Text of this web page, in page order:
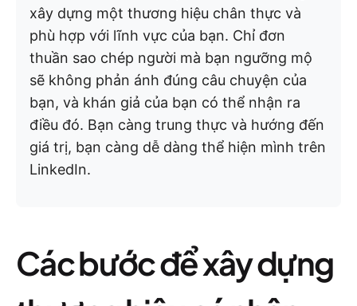
xây dựng một thương hiệu chân thực và
phù hợp với lĩnh vực của bạn. Chỉ đơn
thuần sao chép người mà bạn ngưỡng mộ
sẽ không phản ánh đúng câu chuyện của
bạn, và khán giả của bạn có thể nhận ra
điều đó. Bạn càng trung thực và hướng đến
giá trị, bạn càng dễ dàng thể hiện mình trên
LinkedIn.
Các bước để xây dựng